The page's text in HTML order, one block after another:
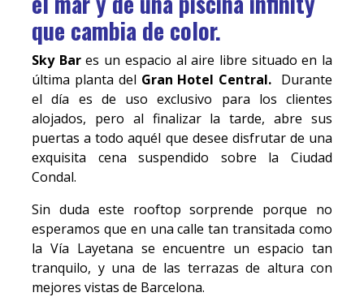
que cambia de color.
Sky Bares un espacio al aire libre situado en la
última planta del Gran Hotel Central. Durante
el día es de uso exclusivo para los clientes
alojados, pero al finalizar la tarde, abre sus
puertas a todo aquél que desee disfrutar de una
exquisita cena suspendido sobre la Ciudad
Condal.
Sin duda este rooftop sorprende porque no
esperamos que en una calle tan transitada como
la Vía Layetana se encuentre un espacio tan
tranquilo, y una de las terrazas de altura con
mejores vistas de Barcelona.